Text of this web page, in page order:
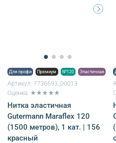
Для профи Премиум №120 Эластичная
Артикул: 7736693_00013
Оценка: ★★★★★
Нитка эластичная
Gutermann Maraflex 120
(1500 метров), 1 кат. | 156
красный